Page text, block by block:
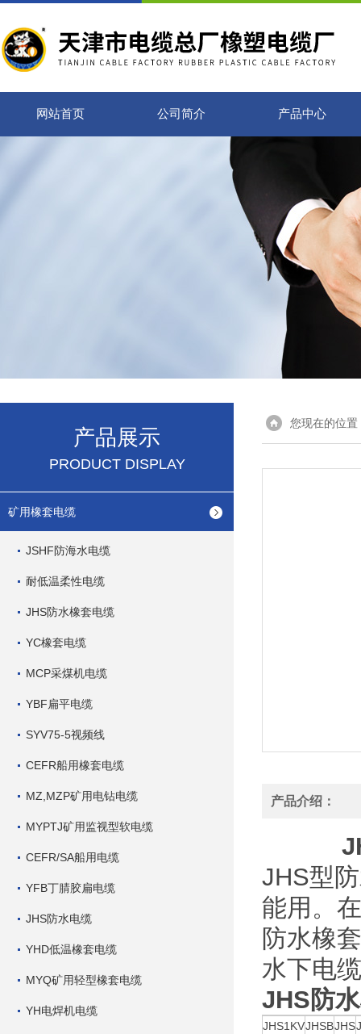
网站首页 公司简介 产品中心
产品展示
PRODUCT DISPLAY
矿用橡套电缆
JSHF防海水电缆
耐低温柔性电缆
JHS防水橡套电缆
YC橡套电缆
MCP采煤机电缆
YBF扁平电缆
SYV75-5视频线
CEFR船用橡套电缆
MZ,MZP矿用电钻电缆
MYPTJ矿用监视型软电缆
CEFR/SA船用电缆
YFB丁腈胶扁电缆
JHS防水电缆
YHD低温橡套电缆
MYQ矿用轻型橡套电缆
YH电焊机电缆
您现在的位置
产品介绍：
JHS型
能用。
防水橡
水下电
JHS防
JHS1KVJHSBJHS